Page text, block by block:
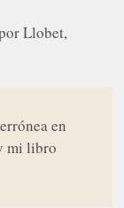
Llobet,
en
mi libro